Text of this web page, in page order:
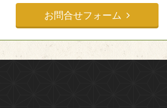
お問合せフォーム